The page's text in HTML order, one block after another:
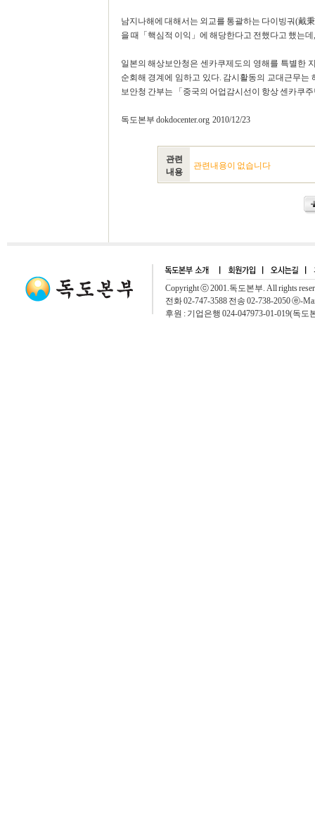
남지나해에 대해서는 외교를 통괄하는 다이빙궈(戴
을 때「핵심적 이익」에 해당한다고 전했다고 했는
일본의 해상보안청은 센카쿠제도의 영해를 특별한
순회해 경계에 임하고 있다. 감시활동의 교대근무
보안청 간부는 「중국의 어업감시선이 항상 센카쿠
독도본부 dokdocenter.org 2010/12/23
관련
내용
관련내용이 없습니다
Copyright ⓒ 2001.독도본부. All rights
전화 02-747-3588 전송 02-738-2050 ⓔ-
후원 : 기업은행 024-047973-01-019(독도